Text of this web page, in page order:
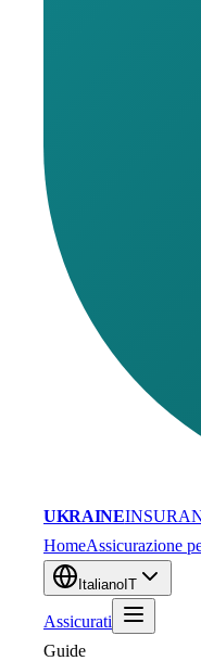
UKRAINE
HomeAssicurazione
Italiano IT
Assicurati
Guide